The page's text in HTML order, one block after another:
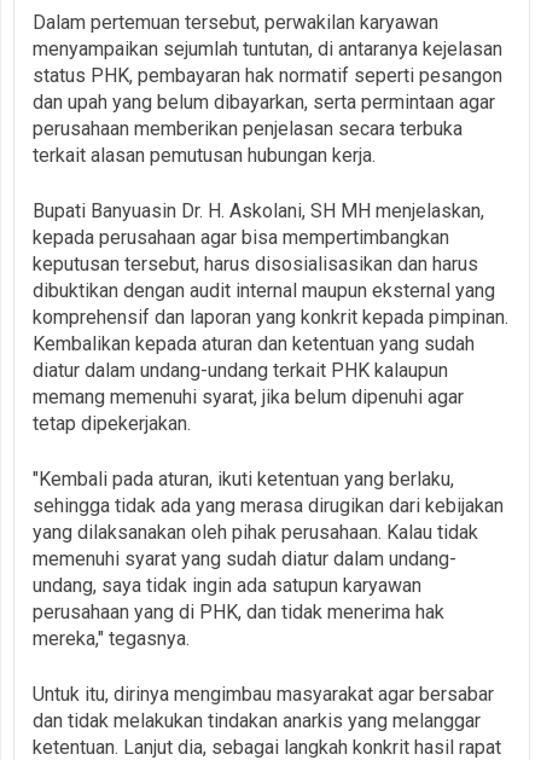
‎Dalam pertemuan tersebut, perwakilan karyawan
menyampaikan sejumlah tuntutan, di antaranya kejelasan
status PHK, pembayaran hak normatif seperti pesangon
dan upah yang belum dibayarkan, serta permintaan agar
perusahaan memberikan penjelasan secara terbuka
terkait alasan pemutusan hubungan kerja.
‎Bupati Banyuasin Dr. H. Askolani, SH MH menjelaskan,
kepada perusahaan agar bisa mempertimbangkan
keputusan tersebut, harus disosialisasikan dan harus
dibuktikan dengan audit internal maupun eksternal yang
komprehensif dan laporan yang konkrit kepada pimpinan.
Kembalikan kepada aturan dan ketentuan yang sudah
diatur dalam undang-undang terkait PHK kalaupun
memang memenuhi syarat, jika belum dipenuhi agar
tetap dipekerjakan.
‎"Kembali pada aturan, ikuti ketentuan yang berlaku,
sehingga tidak ada yang merasa dirugikan dari kebijakan
yang dilaksanakan oleh pihak perusahaan. Kalau tidak
memenuhi syarat yang sudah diatur dalam undang-
undang, saya tidak ingin ada satupun karyawan
perusahaan yang di PHK, dan tidak menerima hak
mereka," tegasnya.
‎Untuk itu, dirinya mengimbau masyarakat agar bersabar
dan tidak melakukan tindakan anarkis yang melanggar
ketentuan. Lanjut dia, sebagai langkah konkrit hasil rapat